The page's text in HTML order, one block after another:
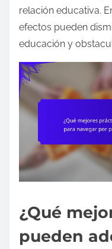
relación educativa.
efectos pueden
educación y
¿Qué
pueden